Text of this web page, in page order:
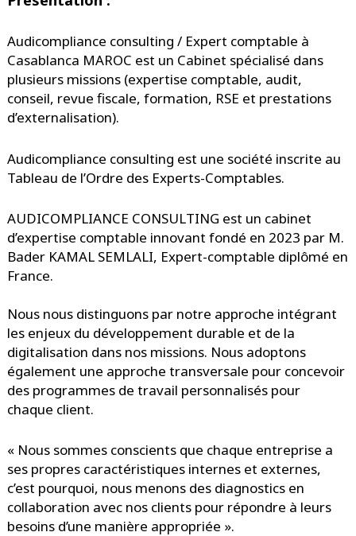
Audicompliance consulting / Expert comptable à
Casablanca MAROC est un Cabinet spécialisé dans
plusieurs missions (expertise comptable, audit,
conseil, revue fiscale, formation, RSE et prestations
d’externalisation).
Audicompliance consulting est une société inscrite au
Tableau de l’Ordre des Experts-Comptables.
AUDICOMPLIANCE CONSULTING est un cabinet
d’expertise comptable innovant fondé en 2023 par M.
Bader KAMAL SEMLALI, Expert-comptable diplômé en
France.
Nous nous distinguons par notre approche intégrant
les enjeux du développement durable et de la
digitalisation dans nos missions. Nous adoptons
également une approche transversale pour concevoir
des programmes de travail personnalisés pour
chaque client.
« Nous sommes conscients que chaque entreprise a
ses propres caractéristiques internes et externes,
c’est pourquoi, nous menons des diagnostics en
collaboration avec nos clients pour répondre à leurs
besoins d’une manière appropriée ».